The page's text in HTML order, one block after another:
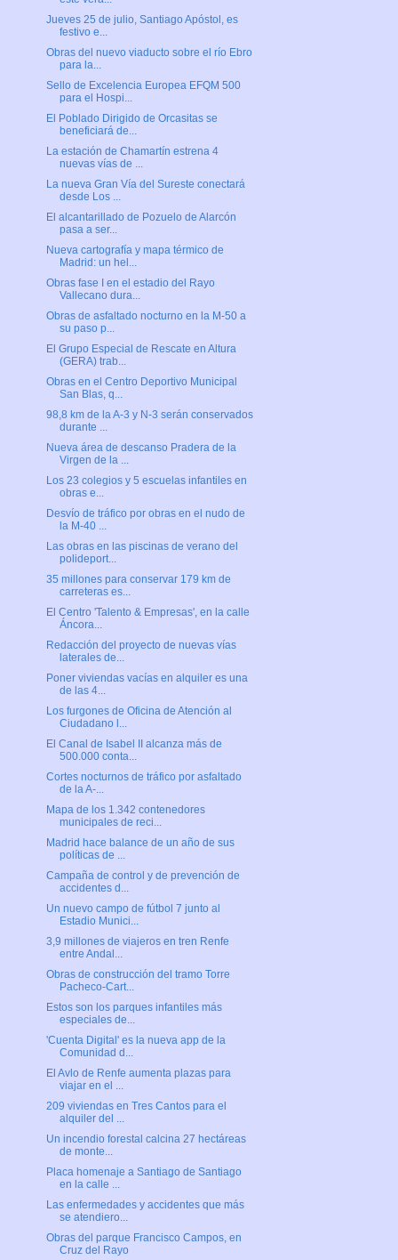
Jueves 25 de julio, Santiago Apóstol, es
festivo e...
Obras del nuevo viaducto sobre el río Ebro
para la...
Sello de Excelencia Europea EFQM 500
para el Hospi...
El Poblado Dirigido de Orcasitas se
beneficiará de...
La estación de Chamartín estrena 4
nuevas vías de ...
La nueva Gran Vía del Sureste conectará
desde Los ...
El alcantarillado de Pozuelo de Alarcón
pasa a ser...
Nueva cartografía y mapa térmico de
Madrid: un hel...
Obras fase I en el estadio del Rayo
Vallecano dura...
Obras de asfaltado nocturno en la M-50 a
su paso p...
El Grupo Especial de Rescate en Altura
(GERA) trab...
Obras en el Centro Deportivo Municipal
San Blas, q...
98,8 km de la A-3 y N-3 serán conservados
durante ...
Nueva área de descanso Pradera de la
Virgen de la ...
Los 23 colegios y 5 escuelas infantiles en
obras e...
Desvío de tráfico por obras en el nudo de
la M-40 ...
Las obras en las piscinas de verano del
polideport...
35 millones para conservar 179 km de
carreteras es...
El Centro 'Talento & Empresas', en la calle
Áncora...
Redacción del proyecto de nuevas vías
laterales de...
Poner viviendas vacías en alquiler es una
de las 4...
Los furgones de Oficina de Atención al
Ciudadano l...
El Canal de Isabel II alcanza más de
500.000 conta...
Cortes nocturnos de tráfico por asfaltado
de la A-...
Mapa de los 1.342 contenedores
municipales de reci...
Madrid hace balance de un año de sus
políticas de ...
Campaña de control y de prevención de
accidentes d...
Un nuevo campo de fútbol 7 junto al
Estadio Munici...
3,9 millones de viajeros en tren Renfe
entre Andal...
Obras de construcción del tramo Torre
Pacheco-Cart...
Estos son los parques infantiles más
especiales de...
'Cuenta Digital' es la nueva app de la
Comunidad d...
El Avlo de Renfe aumenta plazas para
viajar en el ...
209 viviendas en Tres Cantos para el
alquiler del ...
Un incendio forestal calcina 27 hectáreas
de monte...
Placa homenaje a Santiago de Santiago
en la calle ...
Las enfermedades y accidentes que más
se atendiero...
Obras del parque Francisco Campos, en
Cruz del Rayo